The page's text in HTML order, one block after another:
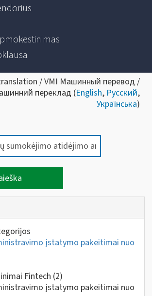
/ VMI Машинный перевод /
переклад (English, Русский,
Українська)
įstatymo pakeitimai nuo
Fintech (2)
įstatymo pakeitimai nuo